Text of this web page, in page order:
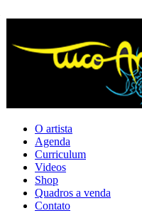
O artista
Agenda
Curriculum
Videos
Shop
Quadros a venda
Contato